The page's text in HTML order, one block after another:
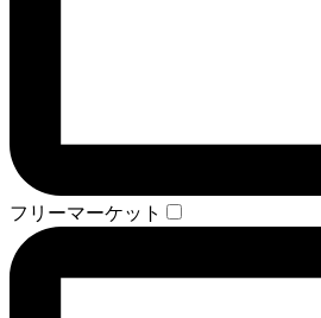
フリーマーケット